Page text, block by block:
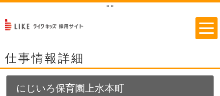
" "
仕事情報詳細
にじいろ保育園上水本町